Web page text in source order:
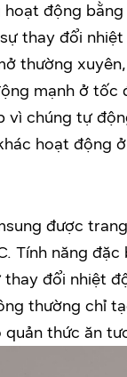
động
thay đổi
thường
mạnh ở
vì chúng tự
hoạt
được
Tính năng
đổi nhiệt
thường chỉ
thức ăn